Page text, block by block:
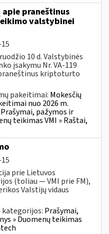
apie praneštinus
valstybinei
10 d. Valstybinės
įsakymu Nr. VA-119
kriptoturto
pakeitimai: Mokesčių
nuo 2026 m.
Prašymai, pažymos ir
teikimas VMI » Raštai,
prie Lietuvos
(toliau — VMI prie FM),
Valstijų vidaus
kategorijos: Prašymai,
» Duomenų teikimas